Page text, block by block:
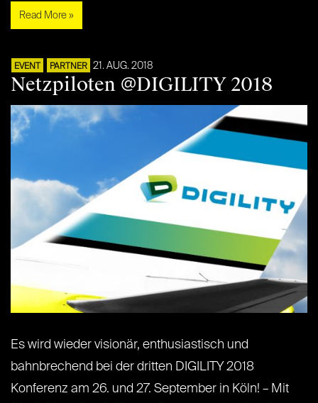
Read More »
EVENT PARTNER 21. AUG. 2018
Netzpiloten @DIGILITY 2018
Es wird wieder visionär, enthusiastisch und
bahnbrechend bei der dritten DIGILITY 2018
Konferenz am 26. und 27. September in Köln! – Mit